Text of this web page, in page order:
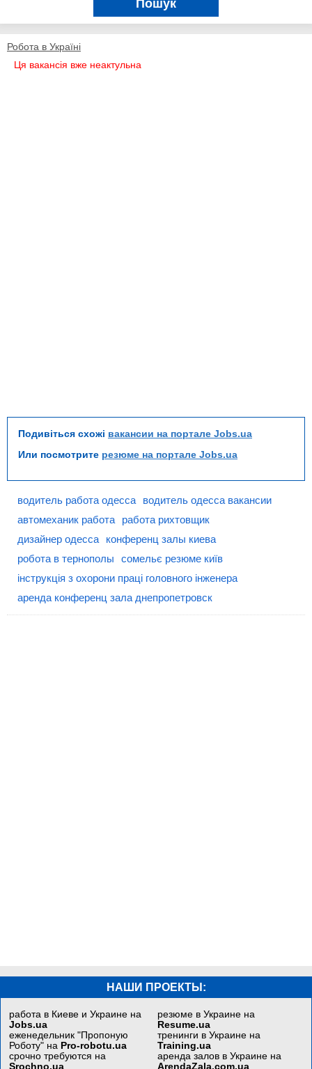
Пошук
Робота в Україні
Ця вакансія вже неактульна
Подивіться схожі вакансии на портале Jobs.ua
Или посмотрите резюме на портале Jobs.ua
водитель работа одесса
водитель одесса вакансии
автомеханик работа
работа рихтовщик
дизайнер одесса
конференц залы киева
робота в тернополы
сомельє резюме київ
інструкція з охорони праці головного інженера
аренда конференц зала днепропетровск
НАШИ ПРОЕКТЫ:
работа в Киеве и Украине на
Jobs.ua
еженедельник "Пропоную
Роботу" на Pro-robotu.ua
срочно требуются на
Srochno.ua
резюме в Украине на
Resume.ua
тренинги в Украине на
Training.ua
аренда залов в Украине на
ArendaZala.com.ua